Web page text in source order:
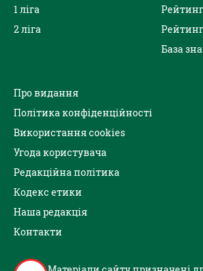
1 ліга
2 ліга
База
Про видання
Політика конфіденційності
Використання cookies
Угода користувача
Редакційна політика
Кодекс етики
Наша редакція
Контакти